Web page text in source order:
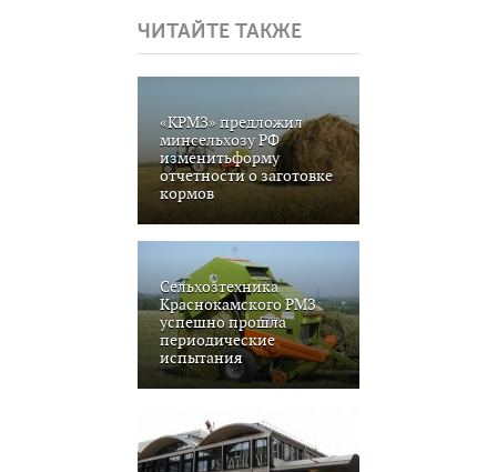
ЧИТАЙТЕ ТАКЖЕ
«КРМЗ» предложил
минсельхозу РФ
изменитьформу
отчетности о заготовке
кормов
Сельхозтехника
Краснокамского РМЗ
успешно прошла
периодические
испытания